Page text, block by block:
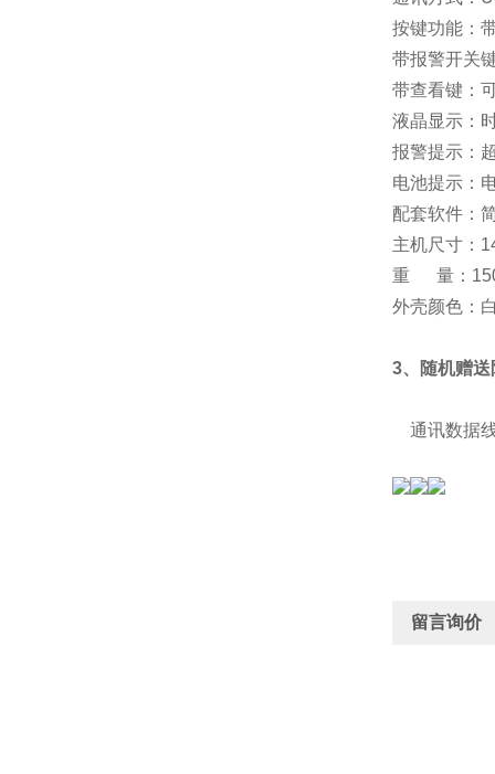
按键功能：
带报警开关
带查看键：
液晶显示：
报警提示：
电池提示：
配套软件：
主机尺寸：
重 量：
外壳颜色：
3、随机赠送
通讯数据
留言询价